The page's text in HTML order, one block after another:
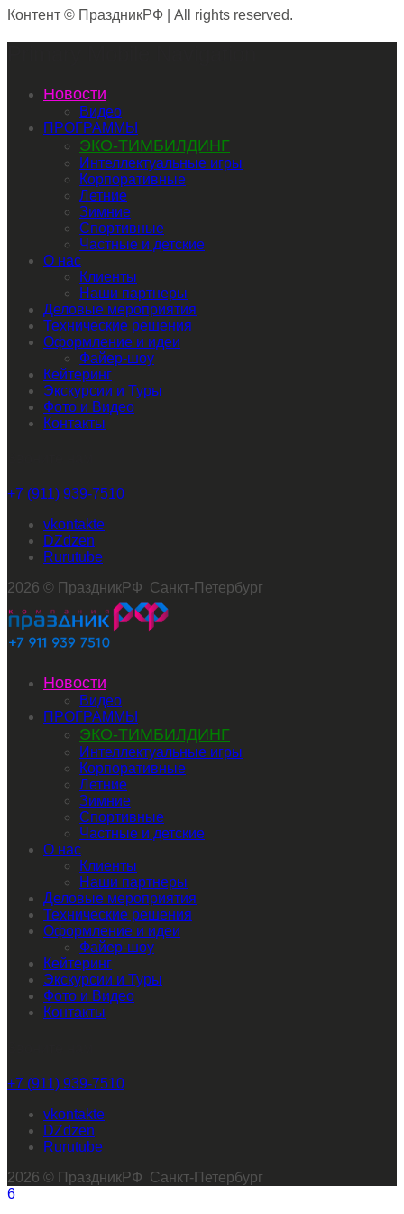
Контент © ПраздникРФ | All rights reserved.
Новости
Видео
ПРОГРАММЫ
ЭКО-ТИМБИЛДИНГ
Интеллектуальные игры
Корпоративные
Летние
Зимние
Спортивные
Частные и детские
О нас
Клиенты
Наши партнеры
Деловые мероприятия
Технические решения
Оформление и идеи
Файер-шоу
Кейтеринг
Экскурсии и Туры
Фото и Видео
Контакты
+7 (911) 939-7510
vkontakte
dzen
rutube
2026 © ПраздникРФ Санкт-Петербург
Новости
Видео
ПРОГРАММЫ
ЭКО-ТИМБИЛДИНГ
Интеллектуальные игры
Корпоративные
Летние
Зимние
Спортивные
Частные и детские
О нас
Клиенты
Наши партнеры
Деловые мероприятия
Технические решения
Оформление и идеи
Файер-шоу
Кейтеринг
Экскурсии и Туры
Фото и Видео
Контакты
+7 (911) 939-7510
vkontakte
dzen
rutube
2026 © ПраздникРФ Санкт-Петербург
6